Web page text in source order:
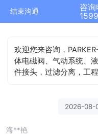
结束沟通
咨
欢迎您来咨询，
体电磁阀、气动系统、
件接头，过滤分离，工程
2026-08-
海**艳